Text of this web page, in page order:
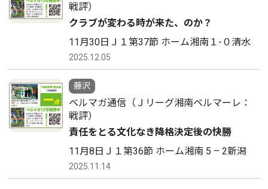
戦評）
クラブが変わる時が来た、のか？
11月30日Ｊ１第37節 ホーム湘南１-０清水
2025.12.05
藤沢
ベルマガ通信（Ｊリーグ湘南ベルマーレ：
戦評）
責任をとる文化なき降格決定後の快勝
11月8日Ｊ１第36節 ホーム湘南 5 – 2新潟
2025.11.14